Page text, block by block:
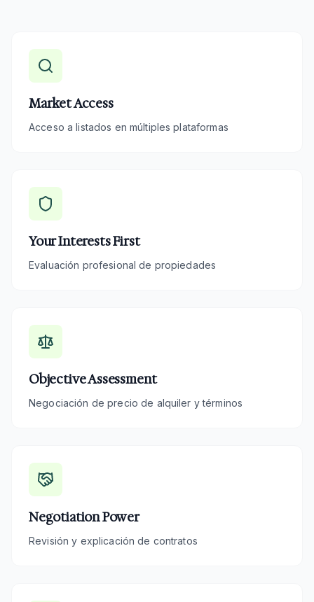
Market Access
Acceso a listados en múltiples plataformas
Your Interests First
Evaluación profesional de propiedades
Objective Assessment
Negociación de precio de alquiler y términos
Negotiation Power
Revisión y explicación de contratos